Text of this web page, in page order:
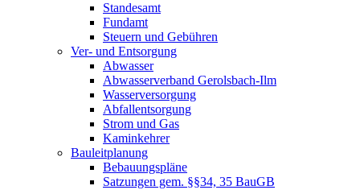
Standesamt
Fundamt
Steuern und Gebühren
Ver- und Entsorgung
Abwasser
Abwasserverband Gerolsbach-Ilm
Wasserversorgung
Abfallentsorgung
Strom und Gas
Kaminkehrer
Bauleitplanung
Bebauungspläne
Satzungen gem. §§34, 35 BauGB